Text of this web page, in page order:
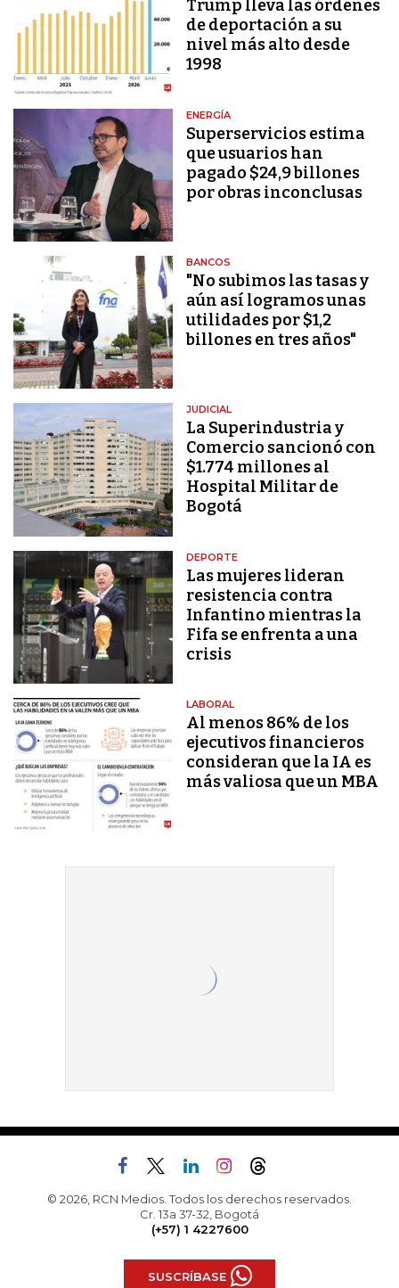
Trump lleva las órdenes
de deportación a su
nivel más alto desde
1998
ENERGÍA
Superservicios estima
que usuarios han
pagado $24,9 billones
por obras inconclusas
BANCOS
"No subimos las tasas y
aún así logramos unas
utilidades por $1,2
billones en tres años"
JUDICIAL
La Superindustria y
Comercio sancionó con
$1.774 millones al
Hospital Militar de
Bogotá
DEPORTE
Las mujeres lideran
resistencia contra
Infantino mientras la
Fifa se enfrenta a una
crisis
LABORAL
Al menos 86% de los
ejecutivos financieros
consideran que la IA es
más valiosa que un MBA
© 2026, RCN Medios. Todos los derechos reservados.
Cr. 13a 37-32, Bogotá
(+57) 1 4227600
SUSCRÍBASE